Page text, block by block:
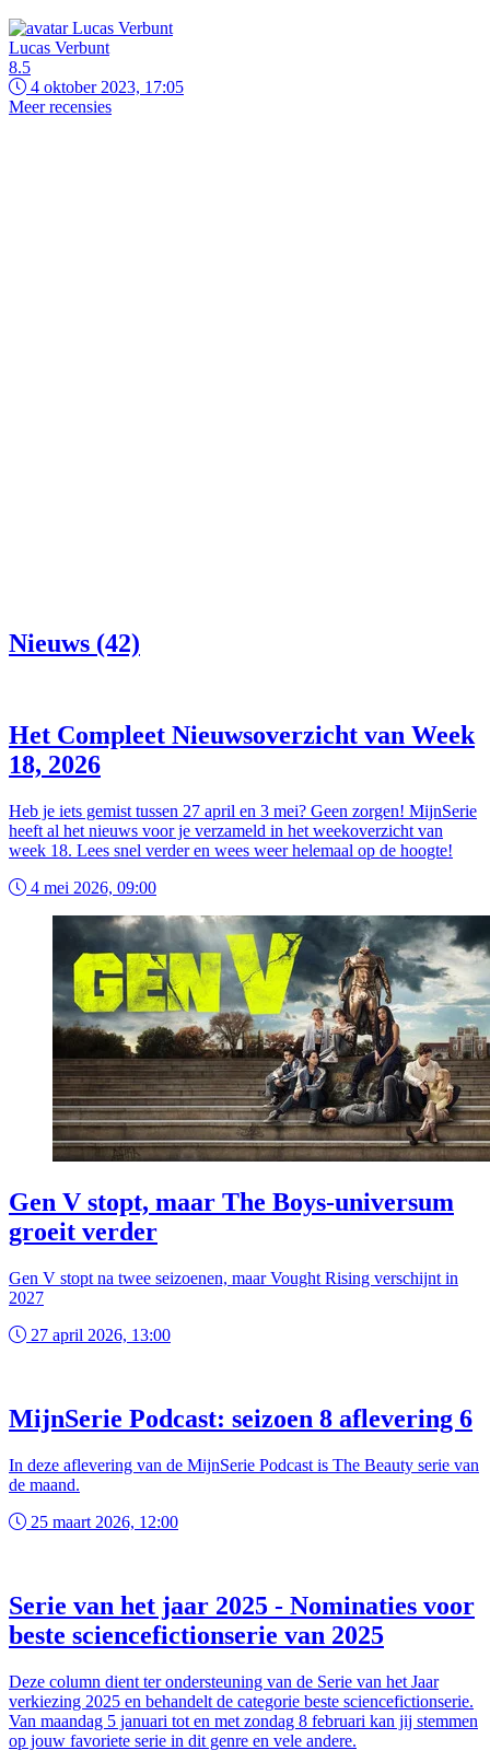
Lucas Verbunt
8.5
4 oktober 2023, 17:05
Meer recensies
Nieuws (42)
Het Compleet Nieuwsoverzicht van Week
18, 2026
Heb je iets gemist tussen 27 april en 3 mei? Geen zorgen! MijnSerie
heeft al het nieuws voor je verzameld in het weekoverzicht van
week 18. Lees snel verder en wees weer helemaal op de hoogte!
4 mei 2026, 09:00
Gen V stopt, maar The Boys-universum
groeit verder
Gen V stopt na twee seizoenen, maar Vought Rising verschijnt in
2027
27 april 2026, 13:00
MijnSerie Podcast: seizoen 8 aflevering 6
In deze aflevering van de MijnSerie Podcast is The Beauty serie van
de maand.
25 maart 2026, 12:00
Serie van het jaar 2025 - Nominaties voor
beste sciencefictionserie van 2025
Deze column dient ter ondersteuning van de Serie van het Jaar
verkiezing 2025 en behandelt de categorie beste sciencefictionserie.
Van maandag 5 januari tot en met zondag 8 februari kan jij stemmen
op jouw favoriete serie in dit genre en vele andere.